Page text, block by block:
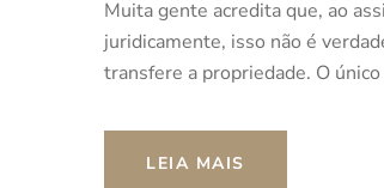
Muita gente acredita que, ao
juridicamente, isso não é
transfere a propriedade. O
LEIA MAIS